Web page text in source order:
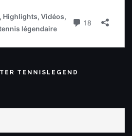
TENNISLEGEND